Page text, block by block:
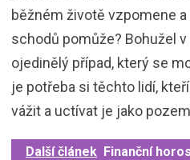
běžném životě vzpomene
schodů pomůže? Bohužel
ojedinělý případ, který se
je potřeba si těchto lidí,
vážit a uctívat je jako
Další článek Finanční